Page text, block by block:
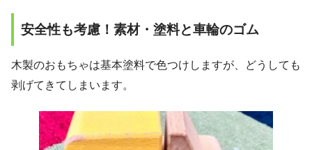
安全性も考慮！素材・塗料と車輪のゴム
木製のおもちゃは基本塗料で色つけしますが、どうしても
剥げてきてしまいます。